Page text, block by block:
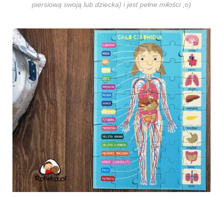
piersiową swoją lub dziecka) i jest pełne miłości ;o)